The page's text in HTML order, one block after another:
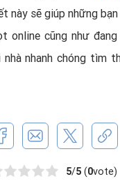
này sẽ giúp những
online cũng như
nhanh chóng tìm
5/5 (0vote)